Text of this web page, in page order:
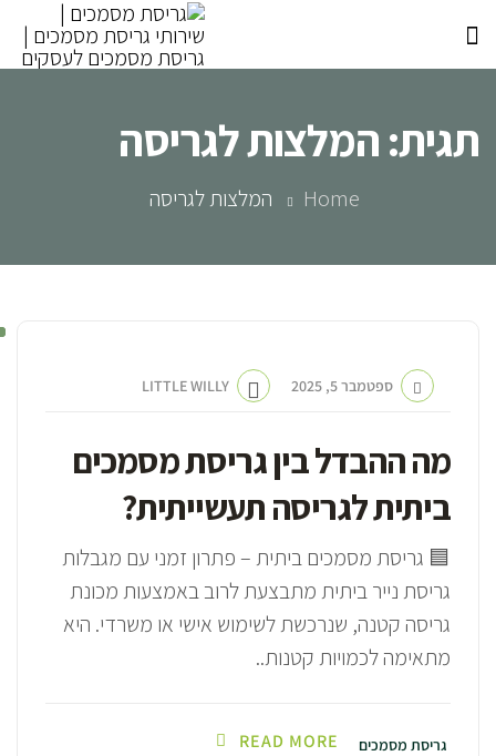
תגית:המלצות לגריסה
Home המלצות לגריסה
מה ההבדל בין גריסת מסמכים
ביתית לגריסה תעשייתית?
ספטמבר 5, 2025 LITTLE WILLY
🟦 גריסת מסמכים ביתית – פתרון זמני עם מגבלות
גריסת נייר ביתית מתבצעת לרוב באמצעות מכונת
גריסה קטנה, שנרכשת לשימוש אישי או משרדי. היא
מתאימה לכמויות קטנות..
גריסת מסמכים READ MORE